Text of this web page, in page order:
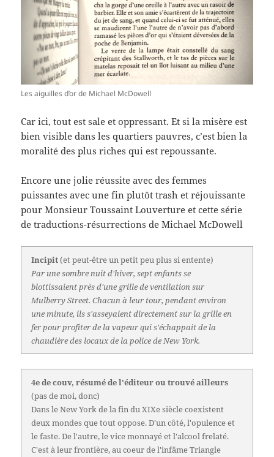
Les aiguilles d’or de Michael McDowell
Car ici, tout est sale et oppressant. Et si la misère est
bien visible dans les quartiers pauvres, c’est bien la
moralité des plus riches qui est repoussante.
Encore une jolie réussite avec des femmes
puissantes avec une fin plutôt trash et réjouissante
pour Monsieur Toussaint Louverture et cette série
de traductions-résurrections de Michael McDowell
Incipit(et peut-être un petit peu plus si entente)
Par une sombre nuit d'hiver, sept enfants se
blottissaient près d'une grille de ventilation sur
Mulberry Street. Chacun à leur tour, pendant environ
une minute, ils s'asseyaient directement sur la grille en
fer pour profiter de la vapeur qui s'échappait de la
chaudière des locaux de la police de New York.
4e de couv, résumé de l'éditeur ou trouvé ailleurs
(pas de moi, donc)
Dans le New York de la fin du XIXe siècle coexistent
deux mondes que tout oppose. D'un côté, l'opulence et
le faste. De l'autre, le vice monnayé et l'alcool frelaté.
C'est à leur frontière, au coeur de l'infâme Triangle